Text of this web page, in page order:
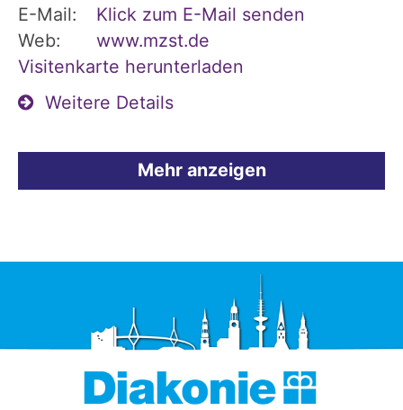
E-Mail:
Klick zum E-Mail senden
Web:
www.mzst.de
Visitenkarte herunterladen
Weitere Details
Mehr anzeigen